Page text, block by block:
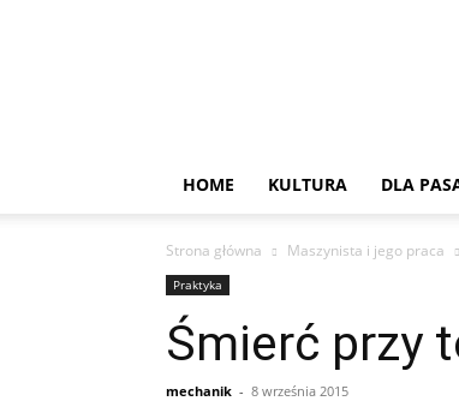
HOME KULTURA DLA
Strona główna Maszynista i jego praca
Praktyka
Śmierć przy
mechanik - 8 września 2015